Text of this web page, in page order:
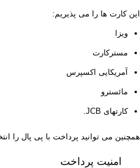
این کارت ها را می پذیریم:
ویزا
مسترکارت
آمریکایی اکسپرس
مائسترو
کارتهای JCB.
همچنین می توانید پرداخت با پی پال را
امنیت پرداخت